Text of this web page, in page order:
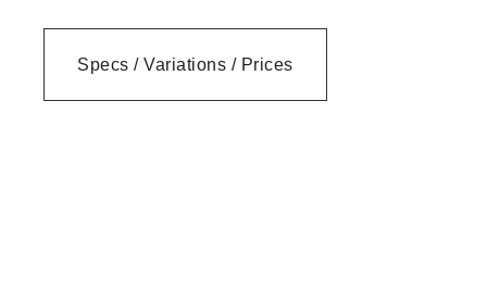
Specs / Variations / Prices